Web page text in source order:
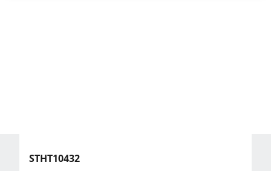
STHT10432